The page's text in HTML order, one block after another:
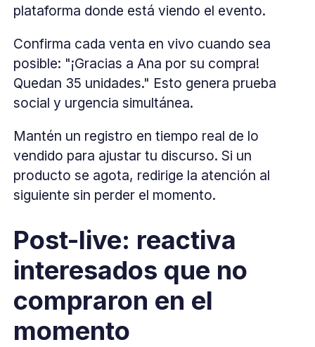
plataforma donde está viendo el evento.
Confirma cada venta en vivo cuando sea
posible: "¡Gracias a Ana por su compra!
Quedan 35 unidades." Esto genera prueba
social y urgencia simultánea.
Mantén un registro en tiempo real de lo
vendido para ajustar tu discurso. Si un
producto se agota, redirige la atención al
siguiente sin perder el momento.
Post-live: reactiva
interesados que no
compraron en el
momento